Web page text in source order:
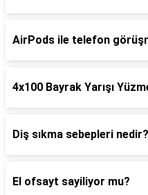
AirPods ile telefon
4x100 Bayrak Yarışı
Diş sıkma sebepleri nedir?
El ofsayt sayiliyor mu?